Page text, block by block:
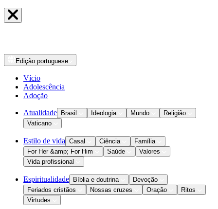
Edição portuguese
Vício
Adolescência
Adoção
Atualidade Brasil Ideologia Mundo
Religião
Vaticano
Estilo de vida Casal Ciência
Família
For Her &amp; For Him
Saúde
Valores
Vida profissional
Espiritualidade Bíblia e doutrina
Devoção
Feriados cristãos
Nossas cruzes Oração
Ritos
Virtudes